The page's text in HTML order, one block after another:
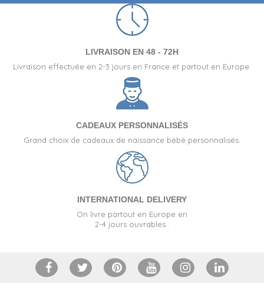
LIVRAISON EN 48 - 72H
Livraison effectuée en 2-3 jours en France et partout en Europe.
CADEAUX PERSONNALISÉS
Grand choix de cadeaux de naissance bébé personnalisés.
INTERNATIONAL DELIVERY
On livre partout en Europe en
2-4 jours ouvrables..